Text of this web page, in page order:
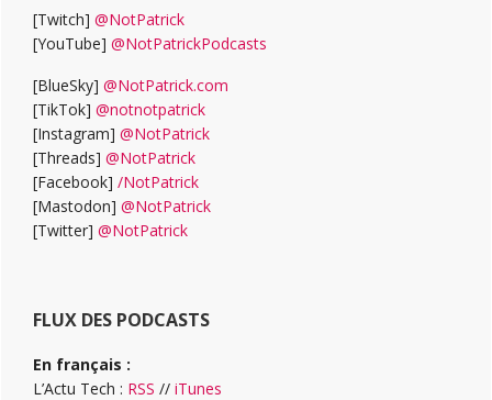
[Twitch] @NotPatrick
[YouTube] @NotPatrickPodcasts
[BlueSky] @NotPatrick.com
[TikTok] @notnotpatrick
[Instagram] @NotPatrick
[Threads] @NotPatrick
[Facebook] /NotPatrick
[Mastodon] @NotPatrick
[Twitter] @NotPatrick
FLUX DES PODCASTS
En français :
L’Actu Tech : RSS // iTunes